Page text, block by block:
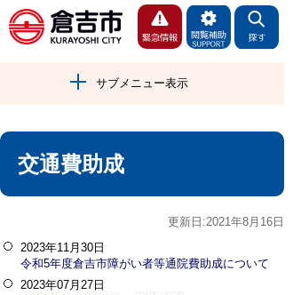
サブメニュー表示
交通費助成
更新日:2021年8月16日
2023年11月30日
令和5年度倉吉市障がい者等通院費助成について
2023年07月27日